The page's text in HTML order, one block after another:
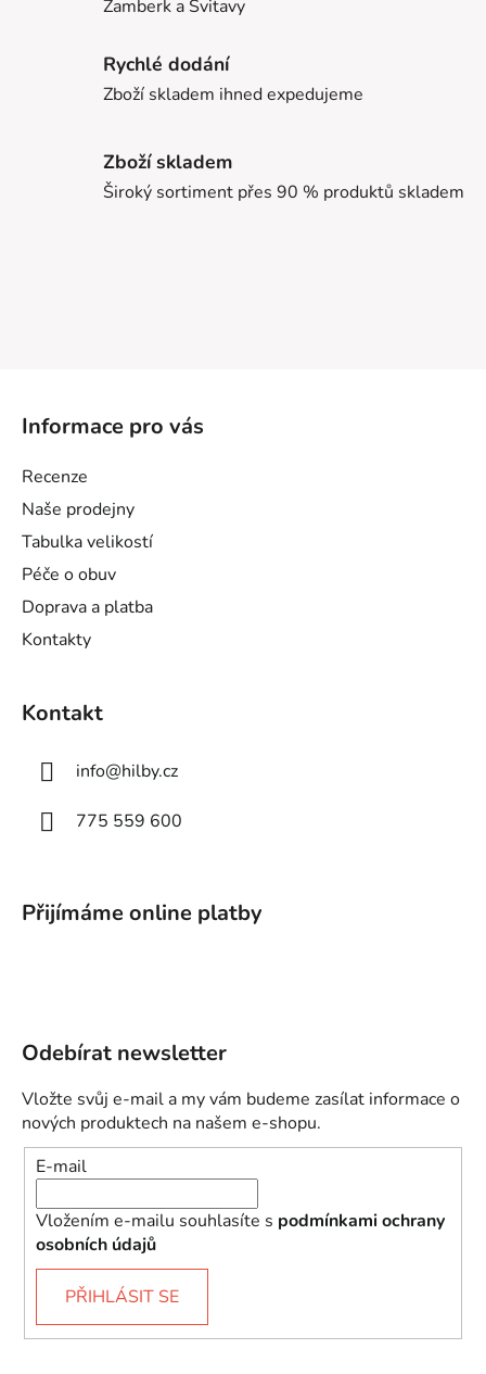
Žamberk a Svitavy
Rychlé dodání
Zboží skladem ihned expedujeme
Zboží skladem
Široký sortiment přes 90 % produktů skladem
Informace pro vás
Recenze
Naše prodejny
Tabulka velikostí
Péče o obuv
Doprava a platba
Kontakty
Kontakt
info@hilby.cz
775 559 600
Přijímáme online platby
Odebírat newsletter
Vložte svůj e-mail a my vám budeme zasílat informace o
nových produktech na našem e-shopu.
E-mail
Vložením e-mailu souhlasíte s podmínkami ochrany
osobních údajů
PŘIHLÁSIT SE